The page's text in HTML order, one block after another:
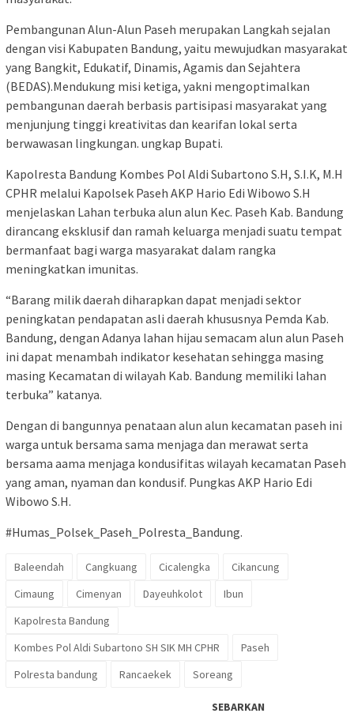
Pembangunan Alun-Alun Paseh merupakan Langkah sejalan
dengan visi Kabupaten Bandung, yaitu mewujudkan masyarakat
yang Bangkit, Edukatif, Dinamis, Agamis dan Sejahtera
(BEDAS).Mendukung misi ketiga, yakni mengoptimalkan
pembangunan daerah berbasis partisipasi masyarakat yang
menjunjung tinggi kreativitas dan kearifan lokal serta
berwawasan lingkungan. ungkap Bupati.
Kapolresta Bandung Kombes Pol Aldi Subartono S.H, S.I.K, M.H
CPHR melalui Kapolsek Paseh AKP Hario Edi Wibowo S.H
menjelaskan Lahan terbuka alun alun Kec. Paseh Kab. Bandung
dirancang eksklusif dan ramah keluarga menjadi suatu tempat
bermanfaat bagi warga masyarakat dalam rangka
meningkatkan imunitas.
“Barang milik daerah diharapkan dapat menjadi sektor
peningkatan pendapatan asli daerah khususnya Pemda Kab.
Bandung, dengan Adanya lahan hijau semacam alun alun Paseh
ini dapat menambah indikator kesehatan sehingga masing
masing Kecamatan di wilayah Kab. Bandung memiliki lahan
terbuka” katanya.
Dengan di bangunnya penataan alun alun kecamatan paseh ini
warga untuk bersama sama menjaga dan merawat serta
bersama aama menjaga kondusifitas wilayah kecamatan Paseh
yang aman, nyaman dan kondusif. Pungkas AKP Hario Edi
Wibowo S.H.
#Humas_Polsek_Paseh_Polresta_Bandung.
Baleendah Cangkuang Cicalengka
Cikancung
Cimaung
Cimenyan Dayeuhkolot
Ibun
Kapolresta Bandung
Kombes Pol Aldi Subartono SH SIK MH CPHR
Paseh
Polresta bandung
Rancaekek Soreang
SEBARKAN